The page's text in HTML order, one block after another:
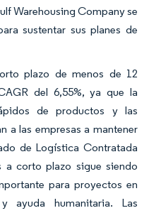
Warehousing Company se
sustentar sus planes de
plazo de menos de 12
del 6,55%, ya que la
de productos y las
a las empresas a mantener
de Logística Contratada
corto plazo sigue siendo
para proyectos en
ayuda humanitaria. Las